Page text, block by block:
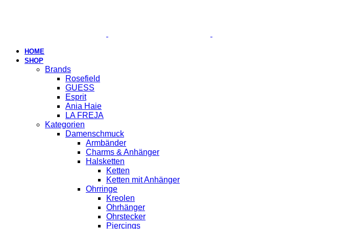
HOME
SHOP
Brands
Rosefield
GUESS
Esprit
Ania Haie
LA FREJA
Kategorien
Damenschmuck
Armbänder
Charms & Anhänger
Halsketten
Ketten
Ketten mit Anhänger
Ohrringe
Kreolen
Ohrhänger
Ohrstecker
Piercings